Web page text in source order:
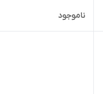
ناموجود